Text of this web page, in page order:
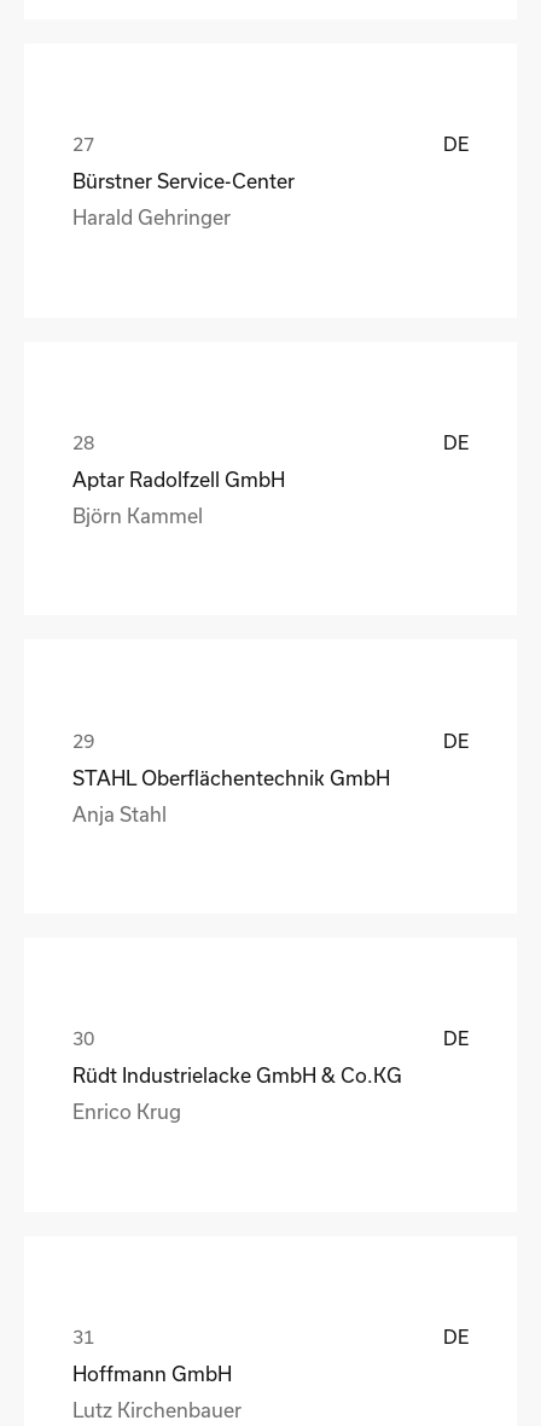
DE
Bürstner Service-Center
Harald Gehringer
DE
Aptar Radolfzell GmbH
Björn Kammel
DE
STAHL Oberflächentechnik GmbH
Anja Stahl
DE
Rüdt Industrielacke GmbH & Co.KG
Enrico Krug
DE
Hoffmann GmbH
Lutz Kirchenbauer